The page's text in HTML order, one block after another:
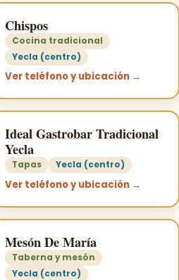
Chispos
Cocina tradicional
Yecla (centro)
Ver teléfono y ubicación →
Ideal Gastrobar Tradicional
Yecla
Tapas Yecla (centro)
Ver teléfono y ubicación →
Mesón De María
Taberna y mesón
Yecla (centro)